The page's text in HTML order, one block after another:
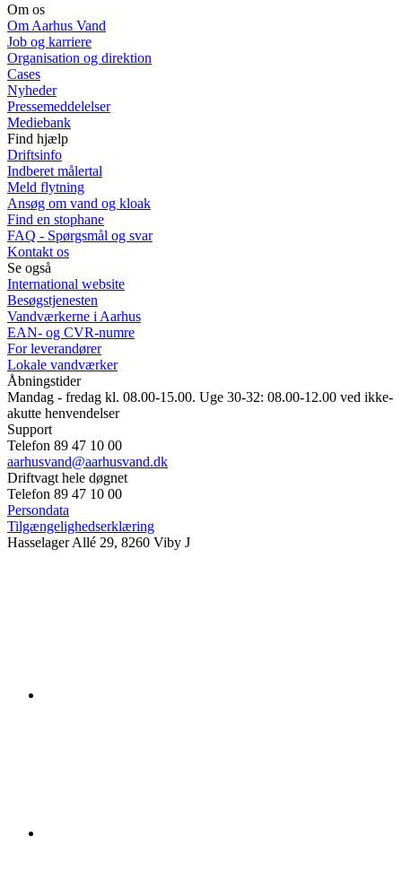
Om os
Om Aarhus Vand
Job og karriere
Organisation og direktion
Cases
Nyheder
Pressemeddelelser
Mediebank
Find hjælp
Driftsinfo
Indberet målertal
Meld flytning
Ansøg om vand og kloak
Find en stophane
FAQ - Spørgsmål og svar
Kontakt os
Se også
International website
Besøgstjenesten
Vandværkerne i Aarhus
EAN- og CVR-numre
For leverandører
Lokale vandværker
Åbningstider
Mandag - fredag kl. 08.00-15.00. Uge 30-32: 08.00-12.00 ved ikke-
akutte henvendelser
Support
Telefon 89 47 10 00
aarhusvand@aarhusvand.dk
Driftvagt hele døgnet
Telefon 89 47 10 00
Persondata
Tilgængelighedserklæring
Hasselager Allé 29, 8260 Viby J